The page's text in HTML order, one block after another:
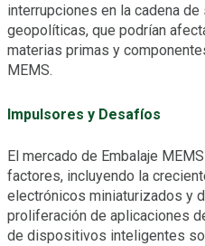
interrupciones en la cadena
geopolíticas, que podrían
materias primas y
MEMS.
Impulsores y Desafíos
El mercado de Embalaje
factores, incluyendo la
electrónicos miniaturizados y
proliferación de aplicaciones
de dispositivos inteligentes